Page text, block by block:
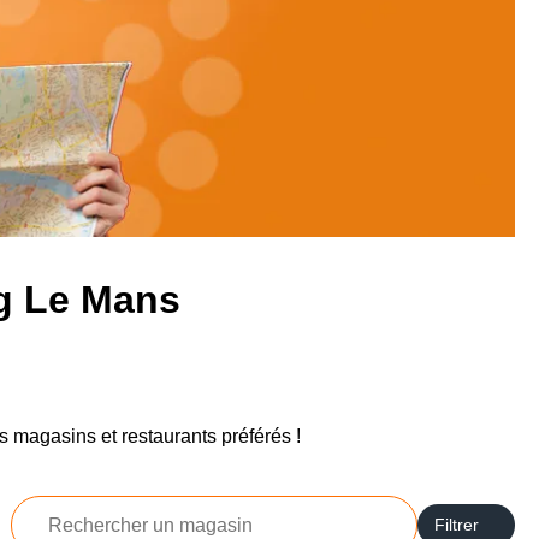
Le Mans
magasins et restaurants préférés !
Rechercher
Filtrer